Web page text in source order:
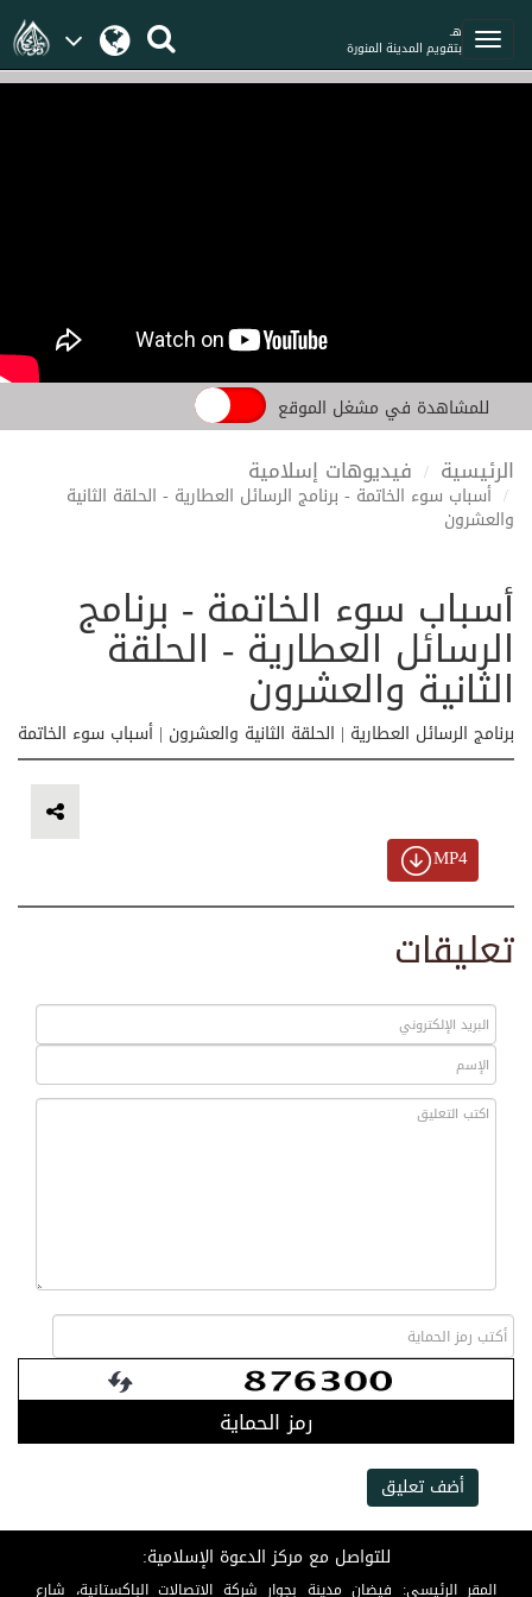
هـ
بتقويم المدينة المنورة
للمشاهدة في مشغل الموقع
الرئيسية فيديوهات إسلامية
أسباب سوء الخاتمة - برنامج الرسائل العطارية - الحلقة الثانية
والعشرون
أسباب سوء الخاتمة - برنامج
الرسائل العطارية - الحلقة
الثانية والعشرون
برنامج الرسائل العطارية | الحلقة الثانية والعشرون | أسباب سوء الخاتمة
MP4
تعليقات
رمز الحماية
أضف تعليق
للتواصل مع مركز الدعوة الإسلامية:
المقر الرئيسي: فيضان مدينة بجوار شركة الاتصالات الباكستانية، شارع